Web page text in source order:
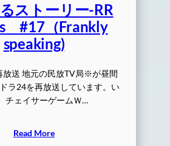
ストーリー-RR
#17（Frankly
speaking)
放送 地元の民放TV局※が昼間
ラ24を再放送しています。い
チェイサーゲームＷ…
Read More